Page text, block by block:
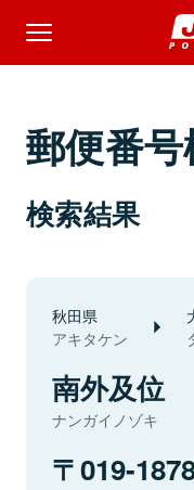
郵便番
検索結果
秋田県
アキタケン
南外及位
ナンガイノゾキ
019-